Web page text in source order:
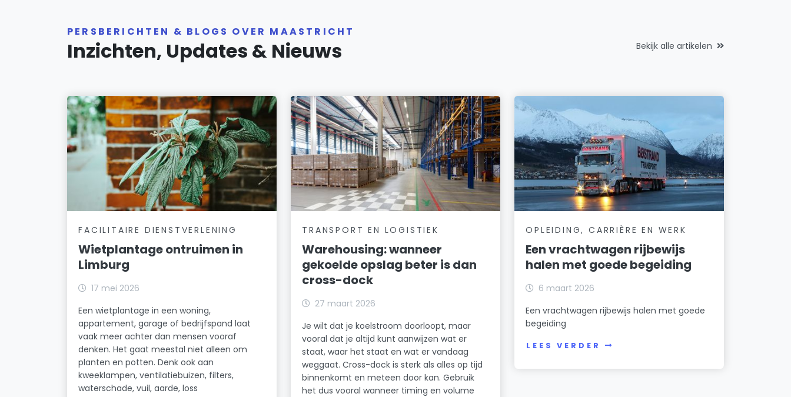
PERSBERICHTEN & BLOGS OVER MAASTRICHT
Inzichten, Updates & Nieuws Bekijk alle artikelen
FACILITAIRE DIENSTVERLENING
Wietplantage ontruimen in
Limburg
17 mei 2026
Een wietplantage in een woning,
appartement, garage of bedrijfspand laat
vaak meer achter dan mensen vooraf
denken. Het gaat meestal niet alleen om
planten en potten. Denk ook aan
kweeklampen, ventilatiebuizen, filters,
waterschade, vuil, aarde, loss
TRANSPORT EN LOGISTIEK
Warehousing: wanneer
gekoelde opslag beter is dan
cross-dock
27 maart 2026
Je wilt dat je koelstroom doorloopt, maar
vooral dat je altijd kunt aanwijzen wat er
staat, waar het staat en wat er vandaag
weggaat. Cross-dock is sterk als alles op tijd
binnenkomt en meteen door kan. Gebruik
het dus vooral wanneer timing en volume
OPLEIDING, CARRIÈRE EN WERK
Een vrachtwagen rijbewijs
halen met goede begeiding
6 maart 2026
Een vrachtwagen rijbewijs halen met goede
begeiding
LEES VERDER